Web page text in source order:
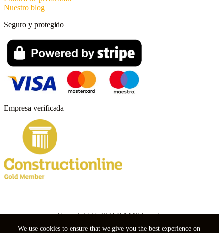
We use cookies to ensure that we give you the best experience on
Nuestro blog
Empresa verificada
Seguro y protegido
Copyright © 2024 RAMS boards.